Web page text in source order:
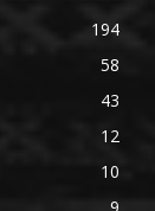
194
58
43
12
10